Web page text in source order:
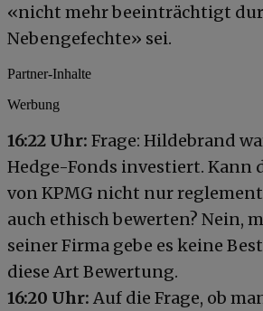
«nicht mehr beeinträchtigt
Nebengefechte» sei.
Partner-Inhalte
Werbung
16:22 Uhr: Frage: Hildebrand
Hedge-Fonds investiert. Kann
von KPMG nicht nur
auch ethisch bewerten? Nein,
seiner Firma gebe es keine
diese Art Bewertung.
16:20 Uhr: Auf die Frage, ob